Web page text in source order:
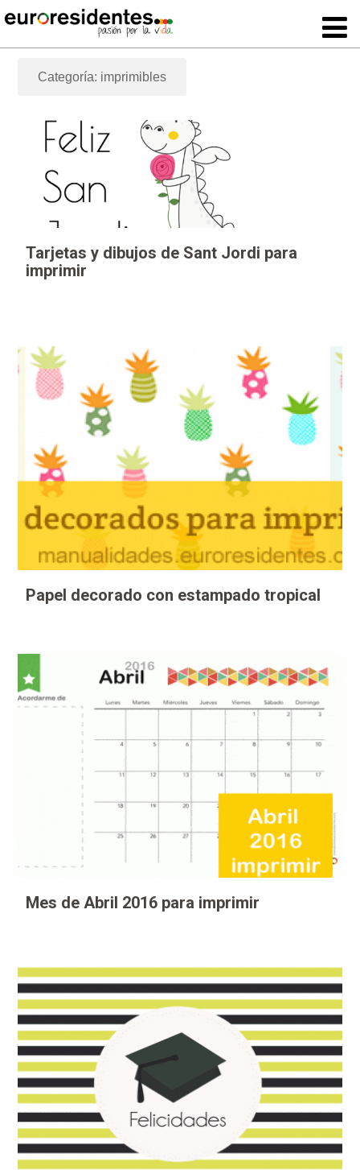
Categoría: imprimibles
Tarjetas y dibujos de Sant Jordi para
imprimir
Papel decorado con estampado tropical
Mes de Abril 2016 para imprimir